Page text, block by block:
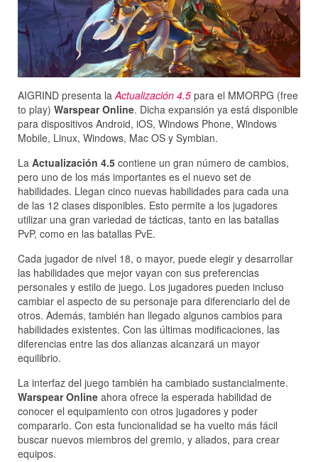
AIGRIND presenta laActualización 4.5 para el MMORPG (free
to play) Warspear Online. Dicha expansión ya está disponible
para dispositivos Android, iOS, Windows Phone, Windows
Mobile, Linux, Windows, Mac OS y Symbian.
La Actualización 4.5 contiene un gran número de cambios,
pero uno de los más importantes es el nuevo set de
habilidades. Llegan cinco nuevas habilidades para cada una
de las 12 clases disponibles. Esto permite a los jugadores
utilizar una gran variedad de tácticas, tanto en las batallas
PvP, como en las batallas PvE.
Cada jugador de nivel 18, o mayor, puede elegir y desarrollar
las habilidades que mejor vayan con sus preferencias
personales y estilo de juego. Los jugadores pueden incluso
cambiar el aspecto de su personaje para diferenciarlo del de
otros. Además, también han llegado algunos cambios para
habilidades existentes. Con las últimas modificaciones, las
diferencias entre las dos alianzas alcanzará un mayor
equilibrio.
La interfaz del juego también ha cambiado sustancialmente.
Warspear Online ahora ofrece la esperada habilidad de
conocer el equipamiento con otros jugadores y poder
compararlo. Con esta funcionalidad se ha vuelto más fácil
buscar nuevos miembros del gremio, y aliados, para crear
equipos.